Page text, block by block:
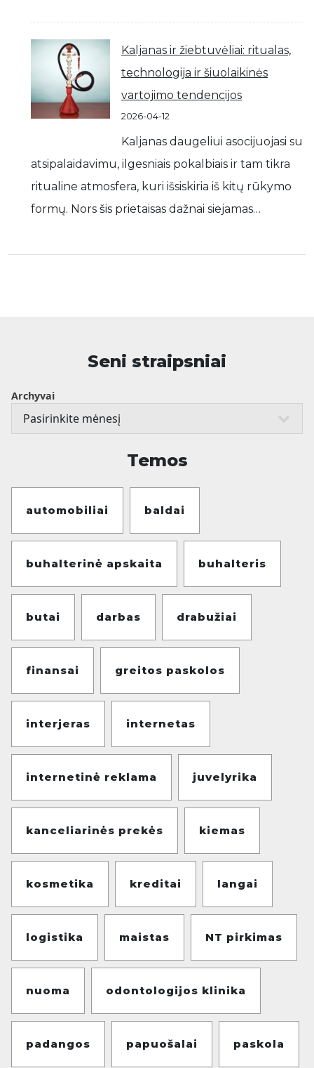
Kaljanas ir žiebtuvėliai: ritualas,
technologija ir šiuolaikinės
vartojimo tendencijos
2026-04-12
Kaljanas daugeliui asocijuojasi su
atsipalaidavimu, ilgesniais pokalbiais ir tam tikra
ritualine atmosfera, kuri išsiskiria iš kitų rūkymo
formų. Nors šis prietaisas dažnai siejamas…
Seni straipsniai
Archyvai
Temos
automobiliai baldai
buhalterinė apskaita buhalteris
butai darbas drabužiai
finansai greitos paskolos
interjeras internetas
internetinė reklama juvelyrika
kanceliarinės prekės kiemas
kosmetika kreditai langai
logistika maistas NT pirkimas
nuoma odontologijos klinika
padangos papuošalai paskola